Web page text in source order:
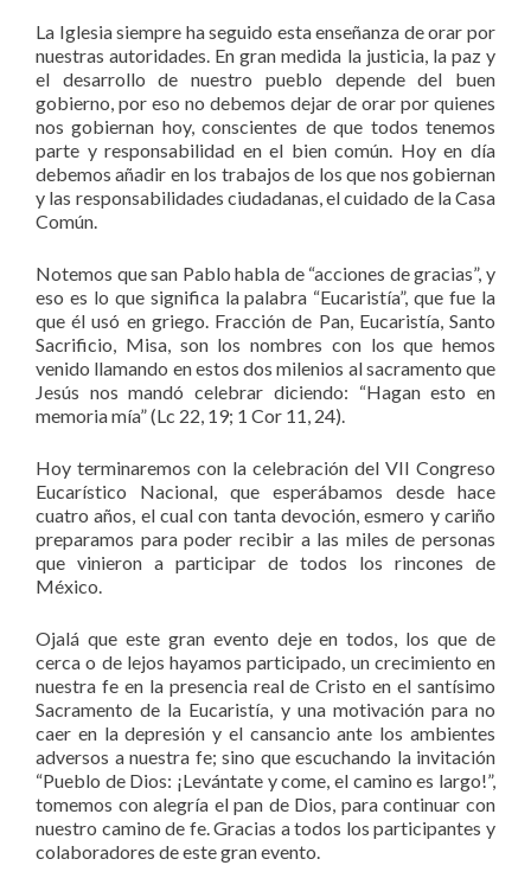
La Iglesia siempre ha seguido esta enseñanza de orar por
nuestras autoridades. En gran medida la justicia, la paz y
el desarrollo de nuestro pueblo depende del buen
gobierno, por eso no debemos dejar de orar por quienes
nos gobiernan hoy, conscientes de que todos tenemos
parte y responsabilidad en el bien común. Hoy en día
debemos añadir en los trabajos de los que nos gobiernan
y las responsabilidades ciudadanas, el cuidado de la Casa
Común.
Notemos que san Pablo habla de “acciones de gracias”, y
eso es lo que significa la palabra “Eucaristía”, que fue la
que él usó en griego. Fracción de Pan, Eucaristía, Santo
Sacrificio, Misa, son los nombres con los que hemos
venido llamando en estos dos milenios al sacramento que
Jesús nos mandó celebrar diciendo: “Hagan esto en
memoria mía” (Lc 22, 19; 1 Cor 11, 24).
Hoy terminaremos con la celebración del VII Congreso
Eucarístico Nacional, que esperábamos desde hace
cuatro años, el cual con tanta devoción, esmero y cariño
preparamos para poder recibir a las miles de personas
que vinieron a participar de todos los rincones de
México.
Ojalá que este gran evento deje en todos, los que de
cerca o de lejos hayamos participado, un crecimiento en
nuestra fe en la presencia real de Cristo en el santísimo
Sacramento de la Eucaristía, y una motivación para no
caer en la depresión y el cansancio ante los ambientes
adversos a nuestra fe; sino que escuchando la invitación
“Pueblo de Dios: ¡Levántate y come, el camino es largo!”,
tomemos con alegría el pan de Dios, para continuar con
nuestro camino de fe. Gracias a todos los participantes y
colaboradores de este gran evento.